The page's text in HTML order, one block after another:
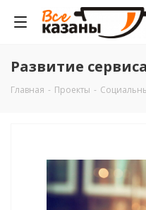
Развитие
Главная - Проекты -